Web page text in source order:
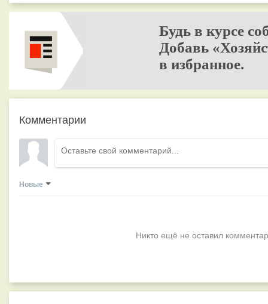
Будь в курсе
Добавь
в избранное.
Комментарии
Новые
Никто ещё не оставил